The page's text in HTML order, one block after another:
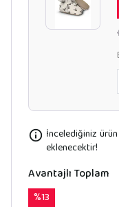
İncelediğiniz
eklenecektir!
Avantajlı Toplam
%13